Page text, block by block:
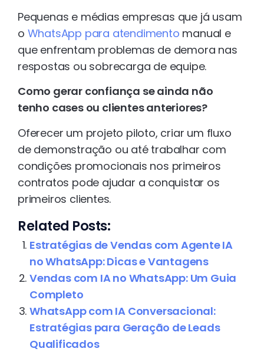
Pequenas e médias empresas que já usam
o WhatsApp para atendimento manual e
que enfrentam problemas de demora nas
respostas ou sobrecarga de equipe.
Como gerar confiança se ainda não
tenho cases ou clientes anteriores?
Oferecer um projeto piloto, criar um fluxo
de demonstração ou até trabalhar com
condições promocionais nos primeiros
contratos pode ajudar a conquistar os
primeiros clientes.
Related Posts:
Estratégias de Vendas com Agente IA
no WhatsApp: Dicas e Vantagens
Vendas com IA no WhatsApp: Um Guia
Completo
WhatsApp com IA Conversacional:
Estratégias para Geração de Leads
Qualificados